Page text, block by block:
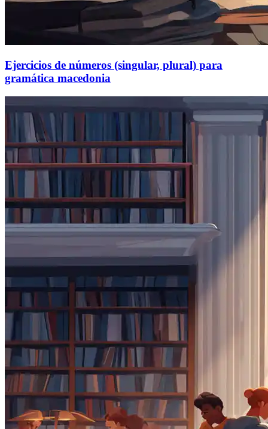
Ejercicios de números (singular, plural) para
gramática macedonia